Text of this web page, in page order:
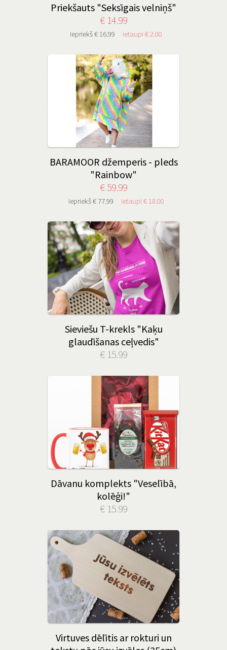
Priekšauts "Seksīgais velniņš"
€ 14.99
iepriekš € 16.99 ietaupi € 2.00
BARAMOOR džemperis - pleds
"Rainbow"
€ 59.99
iepriekš € 77.99 ietaupi € 18.00
Sieviešu T-krekls "Kaķu
glaudīšanas ceļvedis"
€ 15.99
Dāvanu komplekts "Veselībā,
kolēģi!"
€ 15.99
Virtuves dēlītis ar rokturi un